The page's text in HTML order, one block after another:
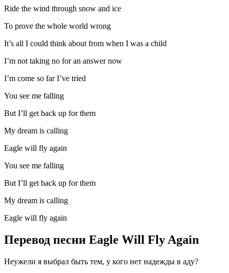
Ride the wind through snow and ice
To prove the whole world wrong
It’s all I could think about from when I was a child
I’m not taking no for an answer now
I’m come so far I’ve tried
You see me falling
But I’ll get back up for them
My dream is calling
Eagle will fly again
You see me falling
But I’ll get back up for them
My dream is calling
Eagle will fly again
Перевод песни Eagle Will Fly Again
Неужели я выбрал быть тем, у кого нет надежды в аду?